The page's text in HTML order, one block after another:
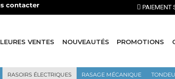
contacter
VENTES NOUVEAUTÉS PROMOTIONS
RASOIRS ÉLECTRIQUES RASAGE MÉCANIQUE